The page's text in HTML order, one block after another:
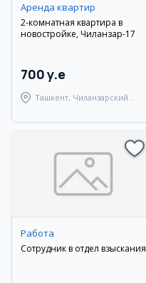
Аренда квартир
2-комнатная квартира в
новостройке, Чиланзар-17
700 y.e
Ташкент, Чиланзарский
Работа
Сотрудник в отдел взыскания